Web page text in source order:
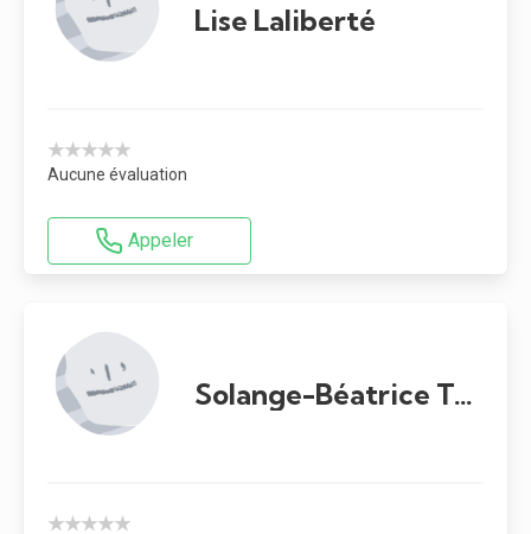
Lise Laliberté
★★★★★
Aucune évaluation
Appeler
Solange-Béatrice Tsague Nampe
★★★★★